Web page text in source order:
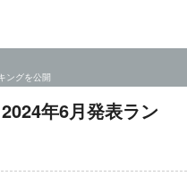
ングを公開
年6月発表ラン